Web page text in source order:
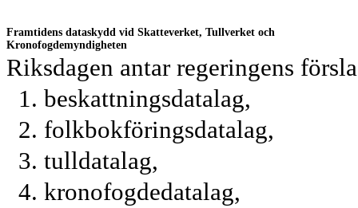
Framtidens dataskydd vid Skatteverket, Tullverket och
Kronofogdemyndigheten
Riksdagen antar regeringens
1. beskattningsdatalag,
2. folkbokföringsdatalag,
3. tulldatalag,
4. kronofogdedatalag,